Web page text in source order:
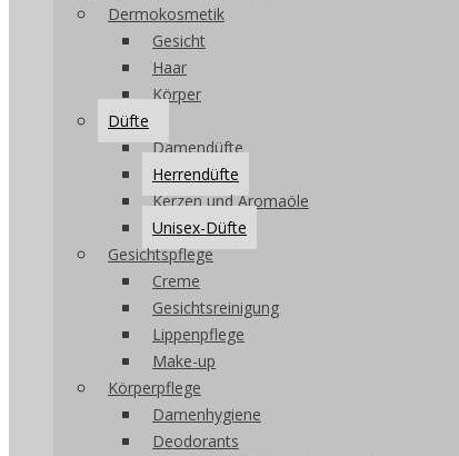
Dermokosmetik
Gesicht
Haar
Körper
Düfte
Damendüfte
Herrendüfte
Kerzen und Aromaöle
Unisex-Düfte
Gesichtspflege
Creme
Gesichtsreinigung
Lippenpflege
Make-up
Körperpflege
Damenhygiene
Deodorants